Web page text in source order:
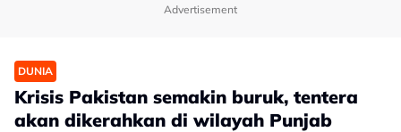
Advertisement
DUNIA
Krisis Pakistan semakin buruk, tentera
akan dikerahkan di wilayah Punjab